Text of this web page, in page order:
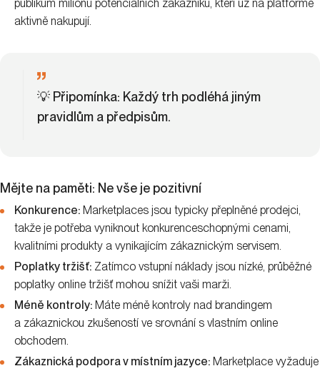
publikum milionů potenciálních zákazníků, kteří už na platformě
aktivně nakupují.
💡 Připomínka: Každý trh podléhá jiným
pravidlům a předpisům.
Mějte na paměti: Ne vše je pozitivní
Konkurence: Marketplaces jsou typicky přeplněné prodejci,
takže je potřeba vyniknout konkurenceschopnými cenami,
kvalitními produkty a vynikajícím zákaznickým servisem.
Poplatky tržišť: Zatímco vstupní náklady jsou nízké, průběžné
poplatky online tržišť mohou snížit vaši marži.
Méně kontroly: Máte méně kontroly nad brandingem
a zákaznickou zkušeností ve srovnání s vlastním online
obchodem.
Zákaznická podpora v místním jazyce: Marketplace vyžaduje